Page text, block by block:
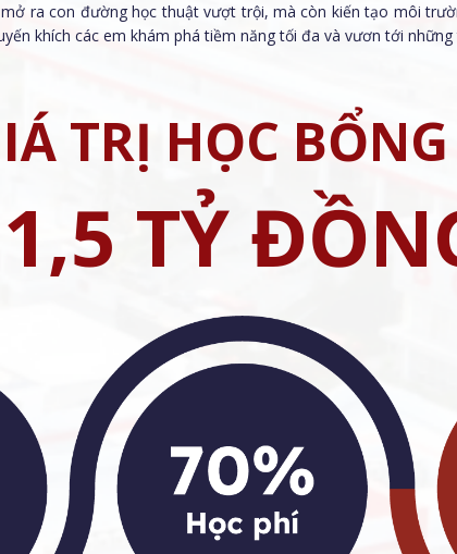
ra con đường học thuật vượt trội, mà còn kiến tạo môi
khích các em khám phá tiềm năng tối đa và vươn tới
1,5 TỶ
TRỊ HỌC